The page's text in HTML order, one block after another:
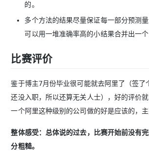
的。
多个方法的结果尽量保证每一部分预测量
可以用一堆准确率高的小结果合并出一个
比赛评价
鉴于博主7月份毕业很可能就去阿里了（签了
还没入职，所以还算无关人士），好的评价
一个阿里这种级别的公司做的好是应该的，主
整体感受：总体说的过去，比赛开始前没有
分粗糙。